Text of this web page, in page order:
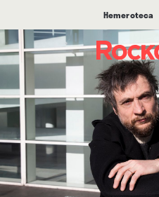
Hemeroteca